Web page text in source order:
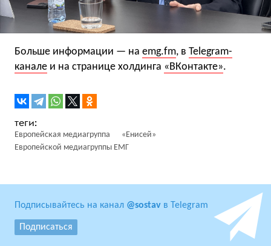
Больше информации — на emg.fm, в Telegram-
канале и на странице холдинга «ВКонтакте».
Европейская медиагруппа
«Енисей»
Европейской медиагруппы ЕМГ
Подписывайтесь на канал @sostav в Telegram
Подписаться